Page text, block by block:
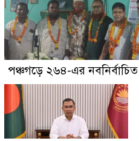
পঞ্চগড়ে ২৬৪-এর নবনির্বাচিত